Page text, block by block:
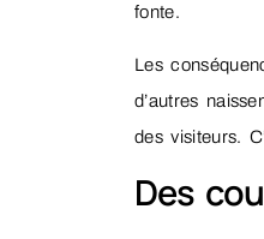
fonte.
Les
d’autres
des visiteurs.
Des